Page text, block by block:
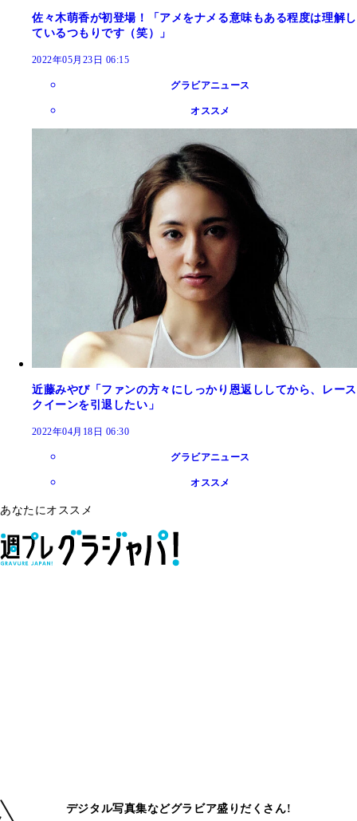
佐々木萌香が初登場！「アメをナメる意味もある程度は理解し
ているつもりです（笑）」
2022年05月23日 06:15
グラビアニュース
オススメ
近藤みやび「ファンの方々にしっかり恩返ししてから、レース
クイーンを引退したい」
2022年04月18日 06:30
グラビアニュース
オススメ
あなたにオススメ
デジタル写真集などグラビア盛りだくさん!